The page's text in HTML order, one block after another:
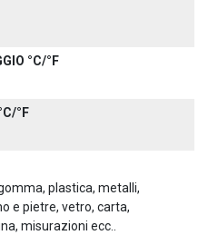
°C/°F
°F
plastica, metalli,
e pietre, vetro, carta,
misurazioni ecc..